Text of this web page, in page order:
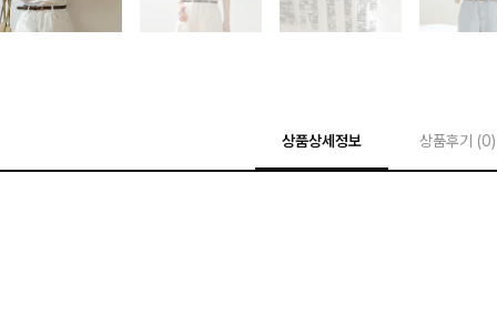
상품상세정보 상품후기 (0)